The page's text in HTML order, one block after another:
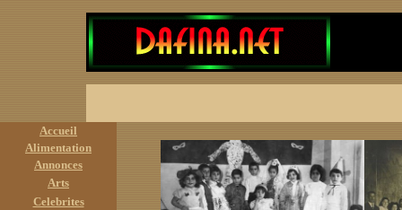
Accueil
Alimentation
Annonces
Arts
Celebrites